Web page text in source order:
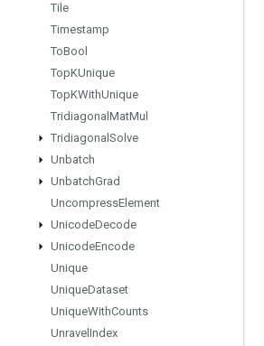
Tile
Timestamp
ToBool
TopKUnique
TopKWithUnique
Tridiagonal MatMul
Tridiagonal Solve
Unbatch
UnbatchGrad
UncompressElement
UnicodeDecode
UnicodeEncode
Unique
UniqueDataset
UniqueWithCounts
Unravel Index